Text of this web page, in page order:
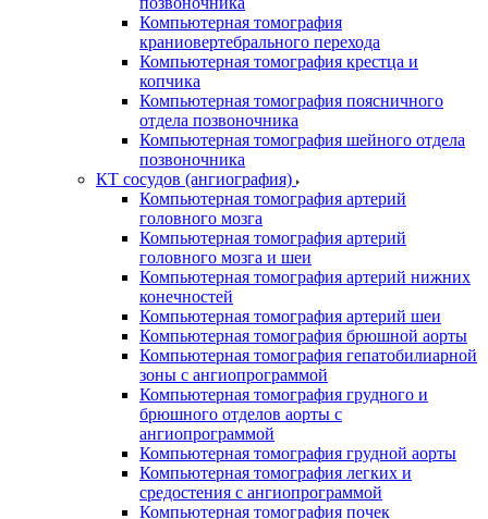
Компьютерная томография
краниовертебрального перехода
Компьютерная томография крестца и
копчика
Компьютерная томография поясничного
отдела позвоночника
Компьютерная томография шейного отдела
позвоночника
КТ сосудов (ангиография)
Компьютерная томография артерий
головного мозга
Компьютерная томография артерий
головного мозга и шеи
Компьютерная томография артерий нижних
конечностей
Компьютерная томография артерий шеи
Компьютерная томография брюшной аорты
Компьютерная томография гепатобилиарной
зоны с ангиопрограммой
Компьютерная томография грудного и
брюшного отделов аорты с
ангиопрограммой
Компьютерная томография грудной аорты
Компьютерная томография легких и
средостения с ангиопрограммой
Компьютерная томография почек